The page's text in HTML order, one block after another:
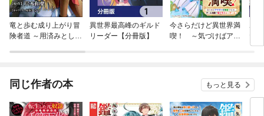
竜と歩む成り上がり冒
険者道 ～用済みとして
強の神竜を復活させて
しまう～ コミック版
異世界最高峰のギルド
リーダー【分冊版】
今さらだけど異世界満
喫！ ～気づけばアラ
ポ
た
子
同じ作者の本 もっと見る